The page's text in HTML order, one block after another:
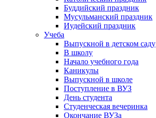
Буддийский праздник
Мусульманский праздник
Иудейский праздник
Учеба
Выпускной в детском саду
В школу
Начало учебного года
Каникулы
Выпускной в школе
Поступление в ВУЗ
День студента
Студенческая вечеринка
Окончание ВУЗа